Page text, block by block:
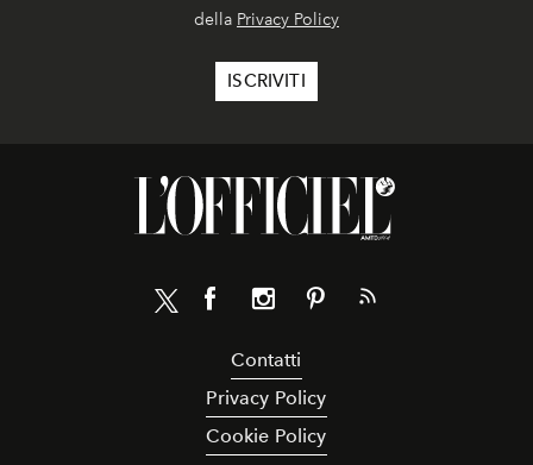
della Privacy Policy
Contatti
Privacy Policy
Cookie Policy